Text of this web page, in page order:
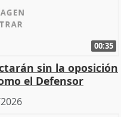
00:35
sin la oposición
el Defensor